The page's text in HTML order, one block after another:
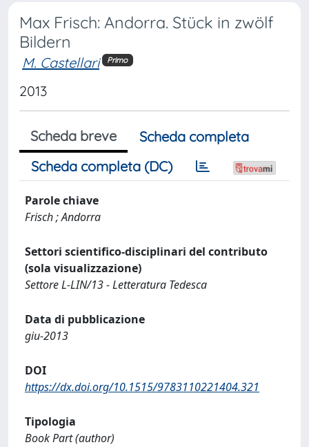
Max Frisch: Andorra. Stück in zwölf
Bildern
M. Castellari Primo
2013
Scheda breve
Scheda completa
Scheda completa (DC)
Parole chiave
Frisch ; Andorra
Settori scientifico-disciplinari del contributo
(sola visualizzazione)
Settore L-LIN/13 - Letteratura Tedesca
Data di pubblicazione
giu-2013
DOI
https://dx.doi.org/10.1515/9783110221404.321
Tipologia
Book Part (author)